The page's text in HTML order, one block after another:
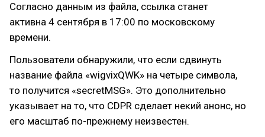
Согласно данным из файла, ссылка станет
активна 4 сентября в 17:00 по московскому
времени.
Пользователи обнаружили, что если сдвинуть
название файла «wigvixQWK» на четыре символа,
то получится «secretMSG». Это дополнительно
указывает на то, что CDPR сделает некий анонс, но
его масштаб по-прежнему неизвестен.